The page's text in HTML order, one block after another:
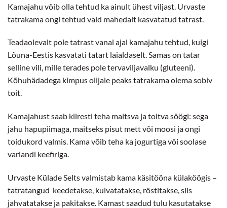
Kamajahu võib olla tehtud ka ainult ühest viljast. Urvaste
tatrakama ongi tehtud vaid mahedalt kasvatatud tatrast.
Teadaolevalt pole tatrast vanal ajal kamajahu tehtud, kuigi
Lõuna-Eestis kasvatati tatart laialdaselt. Samas on tatar
selline vili, mille terades pole tervaviljavalku (gluteeni).
Kõhuhädadega kimpus olijale peaks tatrakama olema sobiv
toit.
Kamajahust saab kiiresti teha maitsva ja toitva söögi: sega
jahu hapupiimaga, maitseks pisut mett või moosi ja ongi
toidukord valmis. Kama võib teha ka jogurtiga või soolase
variandi keefiriga.
Urvaste Külade Selts valmistab kama käsitööna külaköögis –
tatratangud keedetakse, kuivatatakse, röstitakse, siis
jahvatatakse ja pakitakse. Kamast saadud tulu kasutatakse